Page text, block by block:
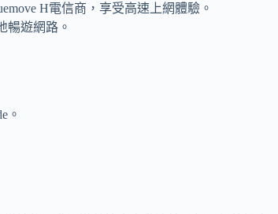
H電信商，享受高速上網體驗。
暢遊網路。
。